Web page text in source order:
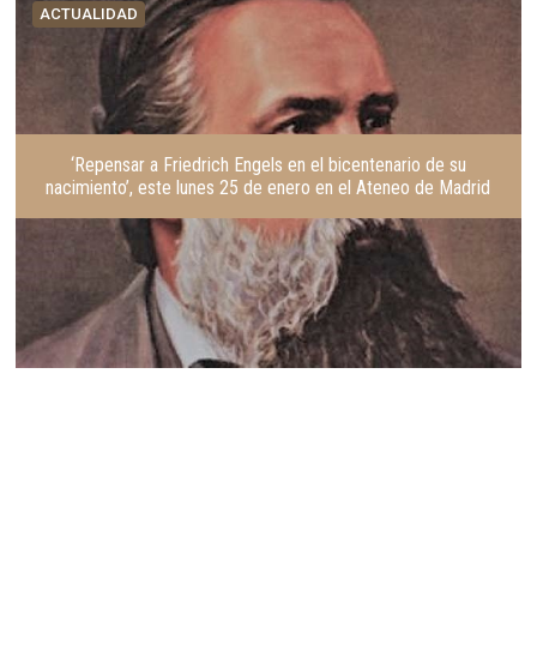
ACTUALIDAD
‘Repensar a Friedrich Engels en el bicentenario de su
nacimiento’, este lunes 25 de enero en el Ateneo de Madrid